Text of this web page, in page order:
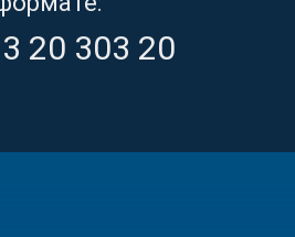
20 303 20